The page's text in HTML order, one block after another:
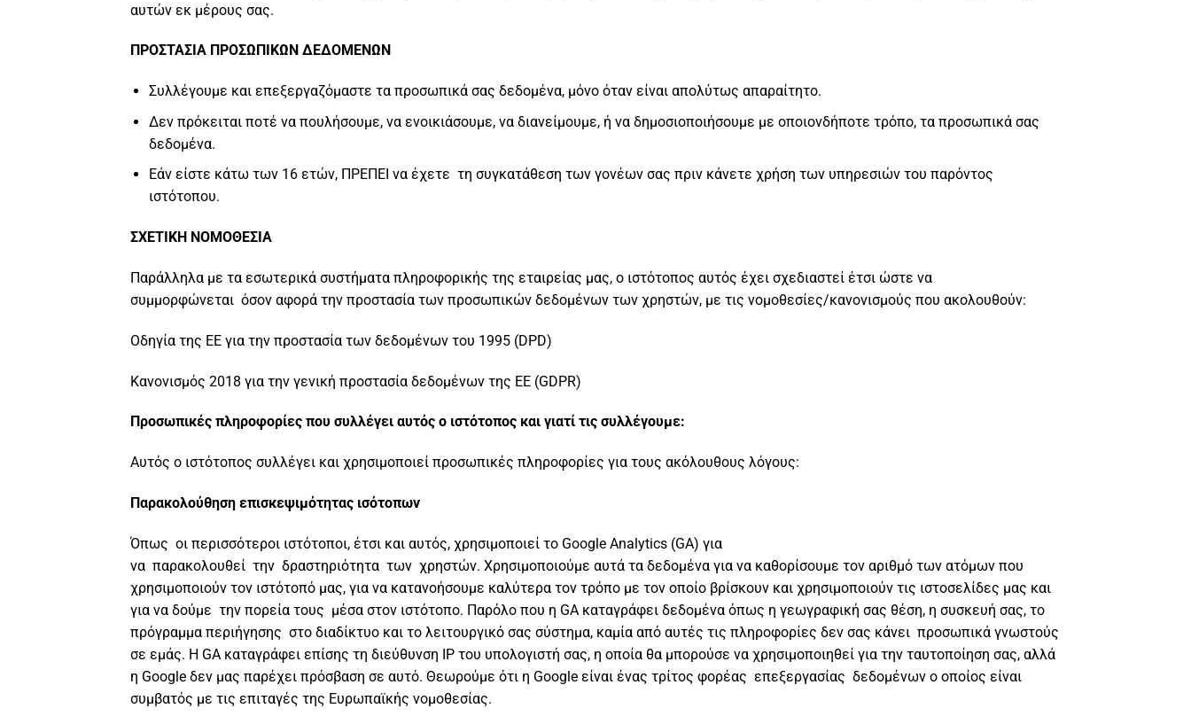
αυτών εκ μέρους σας.
ΠΡΟΣΤΑΣΙΑ ΠΡΟΣΩΠΙΚΩΝ ΔΕΔΟΜΕΝΩΝ
Συλλέγουμε και επεξεργαζόμαστε τα προσωπικά σας δεδομένα, μόνο όταν είναι απολύτως απαραίτητο.
Δεν πρόκειται ποτέ να πουλήσουμε, να ενοικιάσουμε, να διανείμουμε, ή να δημοσιοποιήσουμε με οποιονδήποτε τρόπο, τα προσωπικά σας
δεδομένα.
Εάν είστε κάτω των 16 ετών, ΠΡΕΠΕΙ να έχετε τη συγκατάθεση των γονέων σας πριν κάνετε χρήση των υπηρεσιών του παρόντος
ιστότοπου.
ΣΧΕΤΙΚΗ ΝΟΜΟΘΕΣΙΑ
Παράλληλα με τα εσωτερικά συστήματα πληροφορικής της εταιρείας μας, ο ιστότοπος αυτός έχει σχεδιαστεί έτσι ώστε να
συμμορφώνεται όσον αφορά την προστασία των προσωπικών δεδομένων των χρηστών, με τις νομοθεσίες/κανονισμούς που ακολουθούν:
Οδηγία της ΕΕ για την προστασία των δεδομένων του 1995 (DPD)
Κανονισμός 2018 για την γενική προστασία δεδομένων της ΕΕ (GDPR)
Προσωπικές πληροφορίες που συλλέγει αυτός ο ιστότοπος και γιατί τις συλλέγουμε:
Αυτός ο ιστότοπος συλλέγει και χρησιμοποιεί προσωπικές πληροφορίες για τους ακόλουθους λόγους:
Παρακολούθηση επισκεψιμότητας ισότοπων
Όπως οι περισσότεροι ιστότοποι, έτσι και αυτός, χρησιμοποιεί το Google Analytics (GA) για
να παρακολουθεί την δραστηριότητα των χρηστών. Χρησιμοποιούμε αυτά τα δεδομένα για να καθορίσουμε τον αριθμό των ατόμων που
χρησιμοποιούν τον ιστότοπό μας, για να κατανοήσουμε καλύτερα τον τρόπο με τον οποίο βρίσκουν και χρησιμοποιούν τις ιστοσελίδες μας και
για να δούμε την πορεία τους μέσα στον ιστότοπο. Παρόλο που η GA καταγράφει δεδομένα όπως η γεωγραφική σας θέση, η συσκευή σας, το
πρόγραμμα περιήγησης στο διαδίκτυο και το λειτουργικό σας σύστημα, καμία από αυτές τις πληροφορίες δεν σας κάνει προσωπικά γνωστούς
σε εμάς. Η GA καταγράφει επίσης τη διεύθυνση IP του υπολογιστή σας, η οποία θα μπορούσε να χρησιμοποιηθεί για την ταυτοποίηση σας, αλλά
η Google δεν μας παρέχει πρόσβαση σε αυτό. Θεωρούμε ότι η Google είναι ένας τρίτος φορέας επεξεργασίας δεδομένων ο οποίος είναι
συμβατός με τις επιταγές της Ευρωπαϊκής νομοθεσίας.